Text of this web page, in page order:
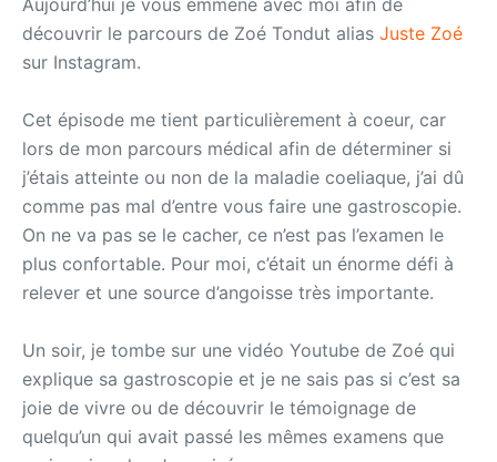
Aujourd’hui je vous emmène avec moi afin de
découvrir le parcours de Zoé Tondut alias Juste Zoé
sur Instagram.
Cet épisode me tient particulièrement à coeur, car
lors de mon parcours médical afin de déterminer si
j’étais atteinte ou non de la maladie coeliaque, j’ai dû
comme pas mal d’entre vous faire une gastroscopie.
On ne va pas se le cacher, ce n’est pas l’examen le
plus confortable. Pour moi, c’était un énorme défi à
relever et une source d’angoisse très importante.
Un soir, je tombe sur une vidéo Youtube de Zoé qui
explique sa gastroscopie et je ne sais pas si c’est sa
joie de vivre ou de découvrir le témoignage de
quelqu’un qui avait passé les mêmes examens que